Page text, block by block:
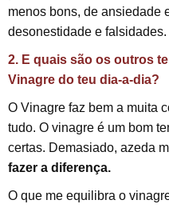
menos bons, de ansiedade
desonestidade e falsidades.
2. E quais são os outros
Vinagre do teu dia-a-dia?
O Vinagre faz bem a muita
tudo. O vinagre é um bom
certas. Demasiado, azeda
fazer a diferença.
O que me equilibra o